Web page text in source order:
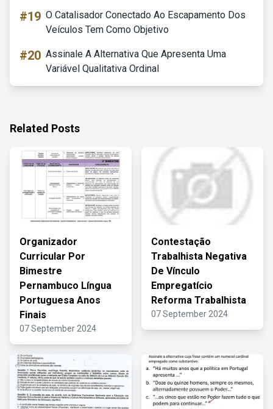
#19 O Catalisador Conectado Ao Escapamento Dos
Veículos Tem Como Objetivo
#20 Assinale A Alternativa Que Apresenta Uma
Variável Qualitativa Ordinal
Related Posts
Organizador
Curricular Por
Bimestre
Pernambuco Língua
Portuguesa Anos
Finais
07 September 2024
Contestação
Trabalhista Negativa
De Vínculo
Empregatício
Reforma Trabalhista
07 September 2024